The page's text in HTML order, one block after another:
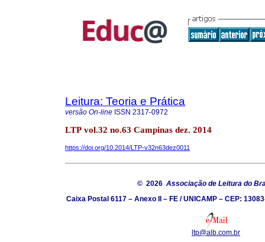
Leitura: Teoria e Prática
versão On-line ISSN 2317-0972
LTP vol.32 no.63 Campinas dez. 2014
https://doi.org/10.2014/LTP-v32n63dez0011
© 2026 Associação de Leitura do
Caixa Postal 6117 – Anexo II – FE / UNICAMP – CEP:
ltp@alb.com.br